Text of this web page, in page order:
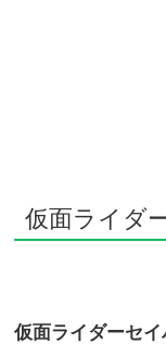
仮面ライダ
仮面ライダーセ